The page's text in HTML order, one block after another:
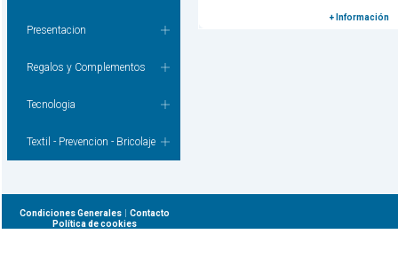
Presentacion
Regalos y Complementos
Tecnologia
Textil - Prevencion - Bricolaje
+ Información
Condiciones Generales| Contacto
Política de cookies